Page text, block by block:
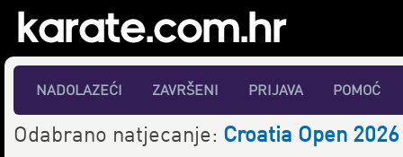
NADOLAZEĆI ZAVRŠENI PRIJAVA POMOĆ
Odabrano natjecanje: Croatia Open